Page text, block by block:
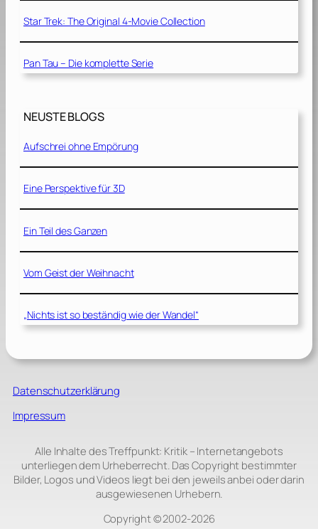
Star Trek: The Original 4-Movie Collection
Pan Tau – Die komplette Serie
NEUSTE BLOGS
Aufschrei ohne Empörung
Eine Perspektive für 3D
Ein Teil des Ganzen
Vom Geist der Weihnacht
„Nichts ist so beständig wie der Wandel“
Datenschutzerklärung
Impressum
Alle Inhalte des Treffpunkt: Kritik – Internetangebots
unterliegen dem Urheberrecht. Das Copyright bestimmter
Bilder, Logos und Videos liegt bei den jeweils anbei oder darin
ausgewiesenen Urhebern.
Copyright © 2002‑2026